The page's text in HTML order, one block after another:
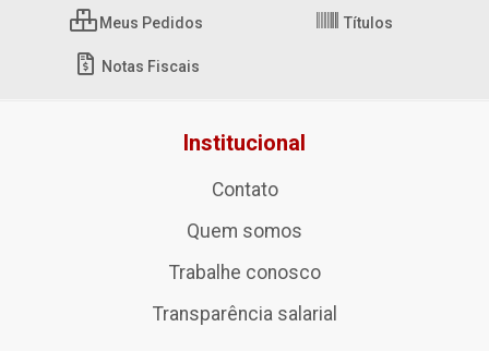
Meus Pedidos Títulos
Notas Fiscais
Institucional
Contato
Quem somos
Trabalhe conosco
Transparência salarial